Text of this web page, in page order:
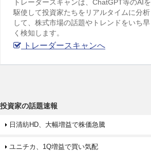
トレーダースキャンは、ChatGPT等のAIを
駆使して投資家たちをリアルタイムに分析
して、株式市場の話題やトレンドをいち早
く検知します。
トレーダースキャンへ
投資家の話題速報
日清紡HD、大幅増益で株価急騰
ユニチカ、1Q増益で買い気配